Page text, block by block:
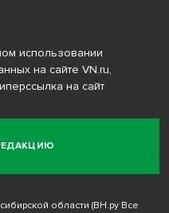
использовании
на сайте VN.ru,
на сайт
области (ВН.ру Все